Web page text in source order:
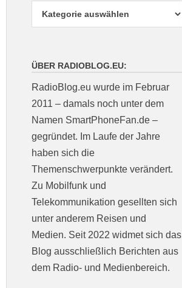
ÜBER RADIOBLOG.EU:
RadioBlog.eu wurde im Februar
2011 – damals noch unter dem
Namen SmartPhoneFan.de –
gegründet. Im Laufe der Jahre
haben sich die
Themenschwerpunkte verändert.
Zu Mobilfunk und
Telekommunikation gesellten sich
unter anderem Reisen und
Medien. Seit 2022 widmet sich das
Blog ausschließlich Berichten aus
dem Radio- und Medienbereich.